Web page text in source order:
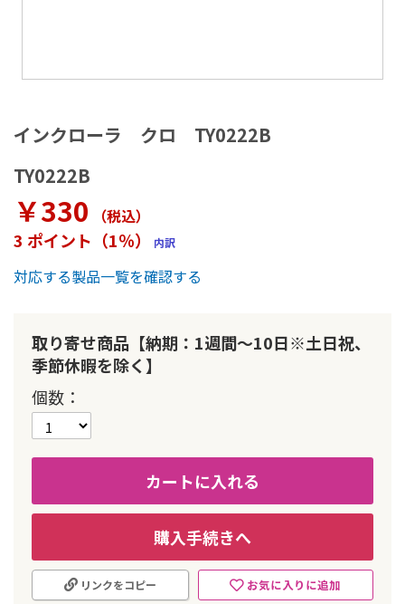
インクローラ クロ TY0222B
TY0222B
￥330 （税込）
3 ポイント（1％） 内訳
対応する製品一覧を確認する
取り寄せ商品【納期：1週間～10日※土日祝、
季節休暇を除く】
個数
カートに入れる
購入手続きへ
お気に入りに追加
リンクをコピー
メ
ー
ギ
ャ
ラ
リ
ー
の
最
移
動
る